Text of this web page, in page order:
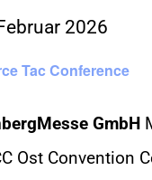
Tac Conference
2026
GmbH
Ost Convention